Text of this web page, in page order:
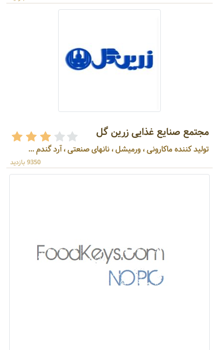
مجتمع صنایع غذایی زرین گل
تولید کننده ماکارونی ، ورمیشل ، نانهای صنعتی ، آرد گندم ...
9350 بازدید